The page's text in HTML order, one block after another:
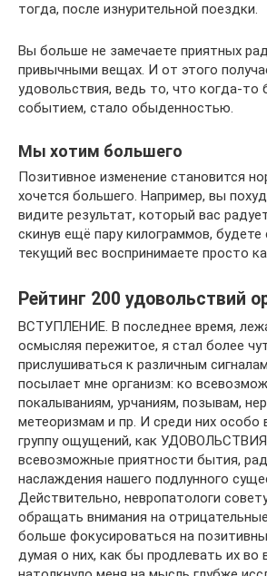
тогда, после изнурительной поездки.
Вы больше не замечаете приятных
привычными вещах. И от этого
удовольствия, ведь то, что когда-
событием, стало обыденностью.
Мы хотим большего
Позитивное изменение становится
хочется большего. Например, вы
видите результат, который вас
скинув ещё пару килограммов, будете
текущий вес воспринимаете просто
Рейтинг 200 удовольствий
ВСТУПЛЕНИЕ. В последнее время,
осмысляя пережитое, я стал более
прислушиваться к различным
посылает мне организм: ко
покалываниям, урчаниям, позывам,
метеоризмам и пр. И среди них особо
группу ощущений, как
всевозможные приятности бытия,
наслаждения нашего подлунного
Действительно, невропатологи
обращать внимания на
больше фокусироваться на
думая о них, как бы продлевать их во